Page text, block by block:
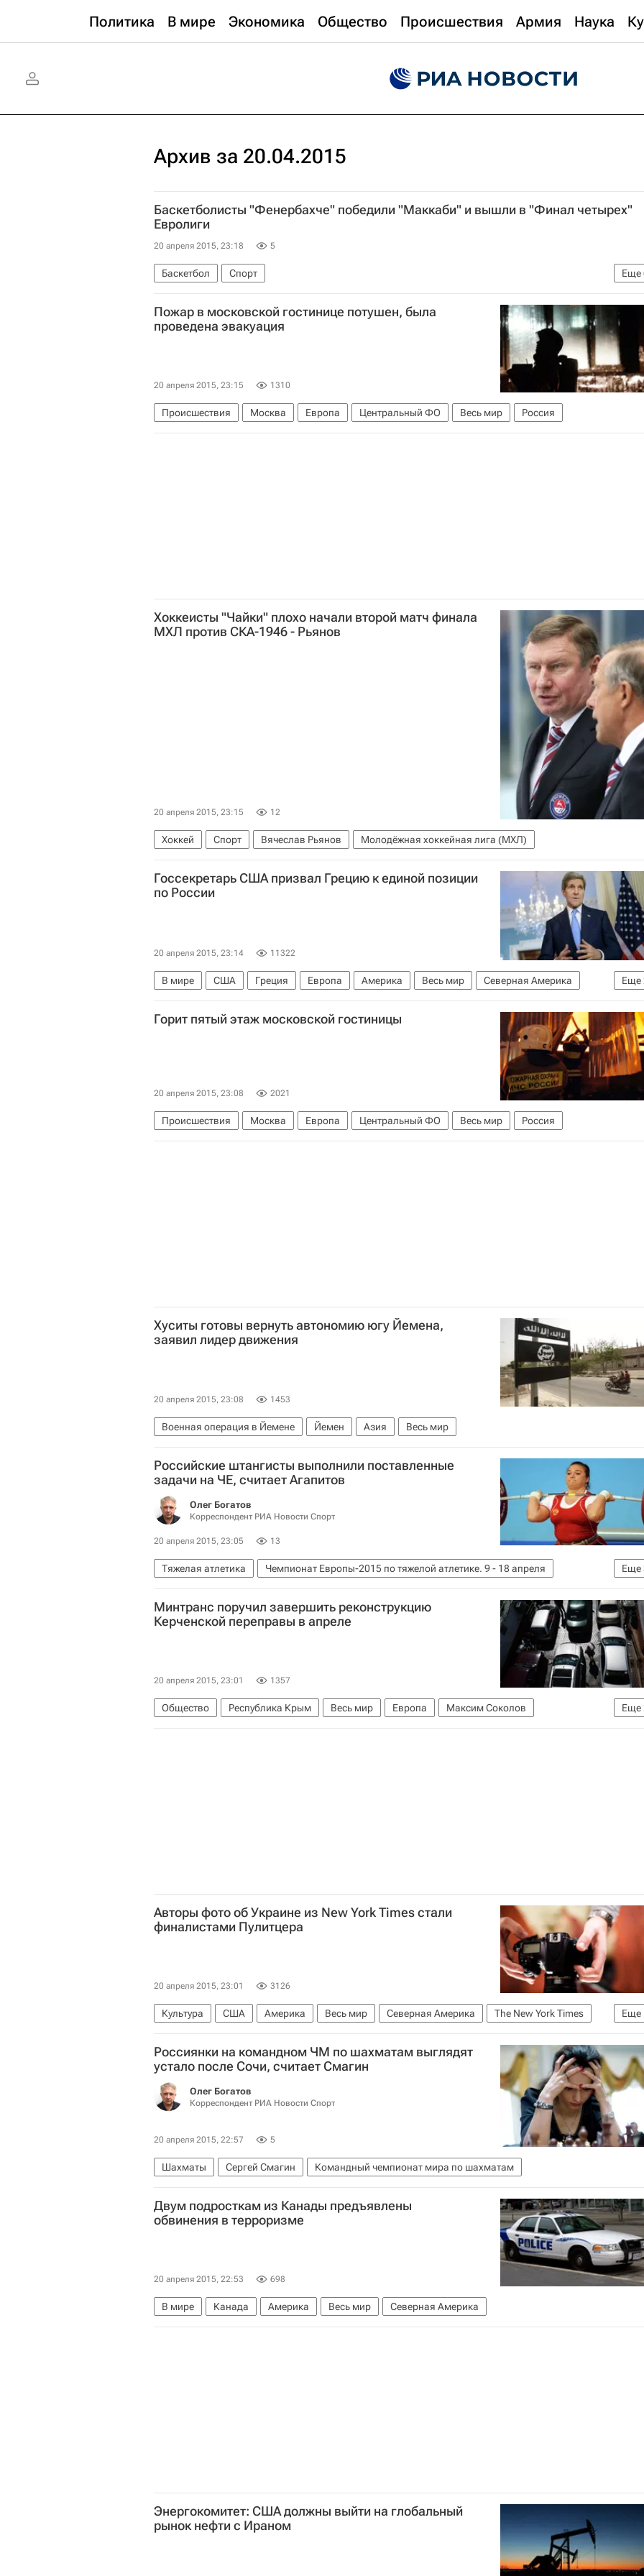
Политика В мире Экономика Общество Происшествия Армия Наука
Архив за 20.04.2015
Баскетболисты "Фенербахче" победили "Маккаби" и вышли в "Финал четырех"
Евролиги
20 апреля 2015, 23:18 5
Еще
Баскетбол
Спорт
"Финал четырех" мужской баскетбольной Евролиги. 15-17 мая 2015 года, Мадрид (Испания)
Фенербахче
Маккаби (Тель-Авив) Никос Зисис Джереми Парго Евролига
Пожар в московской гостинице потушен, была
проведена эвакуация
20 апреля 2015, 23:15 1310
Происшествия Москва Европа Центральный ФО Весь мир Россия
Хоккеисты "Чайки" плохо начали второй матч финала
МХЛ против СКА-1946 - Рьянов
20 апреля 2015, 23:15 12
Хоккей Спорт Вячеслав Рьянов Молодёжная хоккейная лига (МХЛ)
Госсекретарь США призвал Грецию к единой позиции
по России
20 апреля 2015, 23:14 11322
Еще
В мире США Греция Европа Америка Весь мир
Северная Америка
Джон Керри
Никос Котзиас
Горит пятый этаж московской гостиницы
20 апреля 2015, 23:08 2021
Происшествия Москва Европа Центральный ФО Весь мир Россия
Хуситы готовы вернуть автономию югу Йемена,
заявил лидер движения
20 апреля 2015, 23:08 1453
Военная операция в Йемене Йемен Азия Весь мир
Российские штангисты выполнили поставленные
задачи на ЧЕ, считает Агапитов
Олег Богатов
Корреспондент РИА Новости Спорт
20 апреля 2015, 23:05 13
Еще
Тяжелая атлетика
Чемпионат Европы-2015 по тяжелой атлетике. 9 - 18 апреля
Сборная России по тяжёлой атлетике
Алексей Ловчев Татьяна Каширина
Минтранс поручил завершить реконструкцию
Керченской переправы в апреле
20 апреля 2015, 23:01 1357
Еще
Общество Республика Крым Весь мир Европа
Максим Соколов
Керченская паромная переправа
Россия
Авторы фото об Украине из New York Times стали
финалистами Пулитцера
20 апреля 2015, 23:01 3126
Еще
Культура США Америка Весь мир Северная Америка
The New York Times
Пулитцеровская премия
Россиянки на командном ЧМ по шахматам выглядят
устало после Сочи, считает Смагин
Олег Богатов
Корреспондент РИА Новости Спорт
20 апреля 2015, 22:57 5
Шахматы Сергей Смагин Командный чемпионат мира по шахматам
Двум подросткам из Канады предъявлены
обвинения в терроризме
20 апреля 2015, 22:53 698
В мире Канада Америка Весь мир Северная Америка
Энергокомитет: США должны выйти на глобальный
рынок нефти с Ираном